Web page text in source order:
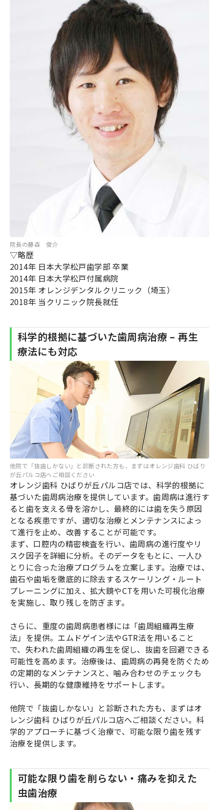
院長の藤森 俊介
▽略歴
2014年 日本大学松戸歯学部 卒業
2014年 日本大学松戸付属病院
2015年 オレンジデンタルクリニック（埼玉）
2018年 当クリニック院長就任
科学的根拠に基づいた歯周病治療 – 再生
療法にも対応
他院で「抜歯しかない」と診断された方も、まずはオレンジ歯科 ひばり
が丘パルコ店へご相談ください
オレンジ歯科 ひばりが丘パルコ店では、科学的根拠に
基づいた歯周病治療を提供しています。歯周病は進行す
ると歯を支える骨を溶かし、最終的には歯を失う原因
となる疾患ですが、適切な治療とメンテナンスによっ
て進行を止め、改善することが可能です。
まず、口腔内の精密検査を行い、歯周病の進行度やリ
スク因子を詳細に分析。そのデータをもとに、一人ひ
とりに合った治療プログラムを立案します。治療では、
歯石や歯垢を徹底的に除去するスケーリング・ルート
プレーニングに加え、拡大鏡やCTを用いた可視化治療
を実施し、取り残しを防ぎます。
さらに、重度の歯周病患者様には「歯周組織再生療
法」を提供。エムドゲイン法やGTR法を用いること
で、失われた歯周組織の再生を促し、抜歯を回避できる
可能性を高めます。治療後は、歯周病の再発を防ぐため
の定期的なメンテナンスと、噛み合わせのチェックも
行い、長期的な健康維持をサポートします。
他院で「抜歯しかない」と診断された方も、まずはオ
レンジ歯科 ひばりが丘パルコ店へご相談ください。科
学的アプローチに基づく治療で、可能な限り歯を残す
治療を提供します。
可能な限り歯を削らない・痛みを抑えた
虫歯治療